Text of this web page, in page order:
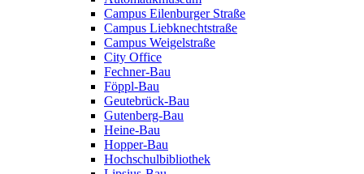
Campus Eilenburger Straße
Campus Liebknechtstraße
Campus Weigelstraße
City Office
Fechner-Bau
Föppl-Bau
Geutebrück-Bau
Gutenberg-Bau
Heine-Bau
Hopper-Bau
Hochschulbibliothek